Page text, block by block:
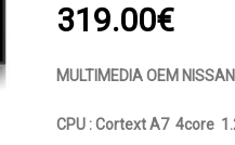
319.00€
MULTIMEDIA OEM
CPU : Cortext A7 4core